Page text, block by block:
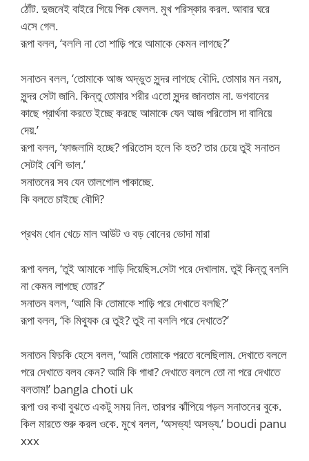
ঠোঁট. দুজনেই বাইরে গিয়ে পিক ফেলল. মুখ পরিস্কার করল. আবার ঘরে
এসে গেল.
রূপা বলল, ‘বললি না তো শাড়ি পরে আমাকে কেমন লাগছে?’
সনাতন বলল, ‘তোমাকে আজ অদ্ভুত সুন্দর লাগছে বৌদি. তোমার মন নরম,
সুন্দর সেটা জানি. কিন্তু তোমার শরীর এতো সুন্দর জানতাম না. ভগবানের
কাছে প্রার্থনা করতে ইচ্ছে করছে আমাকে যেন আজ পরিতোস দা বানিয়ে
দেয়.’
রূপা বলল, ‘ফাজলামি হচ্ছে? পরিতোস হলে কি হত? তার চেয়ে তুই সনাতন
সেটাই বেশি ভাল.’
সনাতনের সব যেন তালগোল পাকাচ্ছে.
কি বলতে চাইছে বৌদি?
প্রথম ধোন খেচে মাল আউট ও বড় বোনের ভোদা মারা
রূপা বলল, ‘তুই আমাকে শাড়ি দিয়েছিস.সেটা পরে দেখালাম. তুই কিন্তু বললি
না কেমন লাগছে তোর?’
সনাতন বলল, ‘আমি কি তোমাকে শাড়ি পরে দেখাতে বলছি?’
রূপা বলল, ‘কি মিথ্যুক রে তুই? তুই না বললি পরে দেখাতে?’
সনাতন ফিচকি হেসে বলল, ‘আমি তোমাকে পরতে বলেছিলাম. দেখাতে বললে
পরে দেখাতে বলব কেন? আমি কি গাধা? দেখাতে বললে তো না পরে দেখাতে
বলতাম!’ bangla choti uk
রূপা ওর কথা বুঝতে একটু সময় নিল. তারপর ঝাঁপিয়ে পড়ল সনাতনের বুকে.
কিল মারতে শুরু করল ওকে. মুখে বলল, ‘অসভ্য! অসভ্য.’ boudi panu
xxx